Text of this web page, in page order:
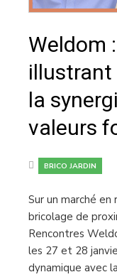
Weldom
illustrant
la
valeurs
BRICO JARDIN
Sur un marché en
bricolage de
Rencontres
les 27 et 28
dynamique avec